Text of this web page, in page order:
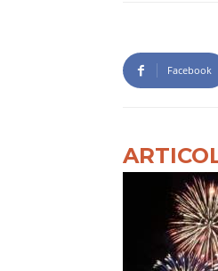
Facebook